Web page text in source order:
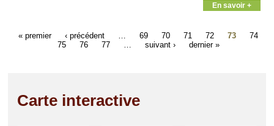
En savoir +
« premier ‹ précédent 69 70 71 72 73
74
75
76 77 suivant › dernier »
Carte interactive